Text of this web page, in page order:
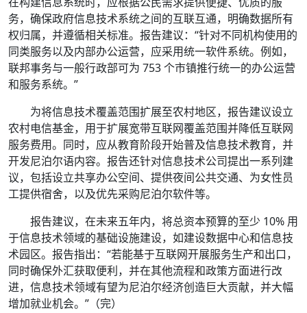
务，确保政府信息技术系统之间的互联互通，明确数据所有
权归属，并遵循相关标准。报告建议：“针对不同机构使用的
同类服务以及内部办公运营，应采用统一软件系统。例如，
联邦事务与一般行政部可为 753 个市镇推行统一的办公运营
和服务系统。”
为将信息技术覆盖范围扩展至农村地区，报告建议设立
农村电信基金，用于扩展宽带互联网覆盖范围并降低互联网
服务费用。同时，应从教育阶段开始普及信息技术教育，并
开发尼泊尔语内容。报告还针对信息技术公司提出一系列建
议，包括设立共享办公空间、提供夜间公共交通、为女性员
工提供宿舍，以及优先采购尼泊尔软件等。
报告建议，在未来五年内，将总资本预算的至少 10% 用
于信息技术领域的基础设施建设，如建设数据中心和信息技
术园区。报告指出：“若能基于互联网开展服务生产和出口，
同时确保外汇获取便利，并在其他流程和政策方面进行改
进，信息技术领域有望为尼泊尔经济创造巨大贡献，并大幅
增加就业机会。”（完）